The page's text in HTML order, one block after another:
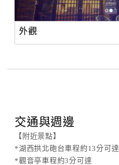
外觀
交通與週邊
【附近景點】
*湖西拱北砲台車程約13分可達
*觀音亭車程約3分可達